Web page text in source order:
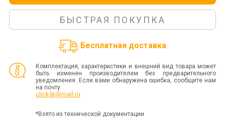
БЫСТРАЯ ПОКУПКА
Бесплатная доставка
Комплектация, характеристики и внешний вид товара может
быть изменен производителем без предварительного
уведомления. Если вами обнаружена ошибка, сообщите нам
на почту
click-bt@mail.ru
*Взято из технической документации